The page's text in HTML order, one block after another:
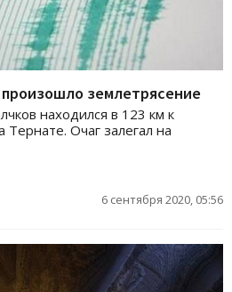
землетрясение
находился в 123 км к
Тернате. Очаг залегал на
6 сентября 2020, 05:56